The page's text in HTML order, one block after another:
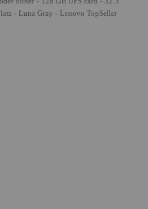
- Luna Gray - Lenovo TopSeller